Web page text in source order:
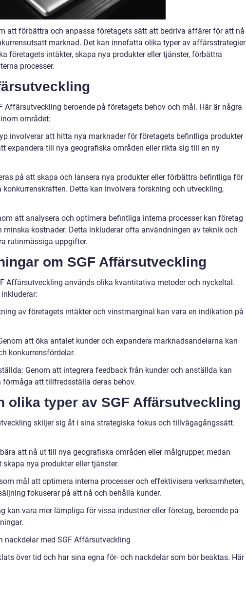
att förbättra och anpassa företagets sätt att bedriva affärer för att nå
marknad. Det kan innefatta olika typer av affärsstrategier
företagets intäkter, skapa nya produkter eller tjänster, förbättra
processer.
Affärsutveckling beroende på företagets behov och mål. Här är några
området:
involverar att hitta nya marknader för företagets befintliga produkter
expandera till nya geografiska områden eller rikta sig till en ny
på att skapa och lansera nya produkter eller förbättra befintliga för
Detta kan involvera forskning och utveckling,
att analysera och optimera befintliga interna processer kan företag
kostnader. Detta inkluderar ofta användningen av teknik och
rutinmässiga uppgifter.
om SGF Affärsutveckling
Affärsutveckling används olika kvantitativa metoder och nyckeltal.
av företagets intäkter och vinstmarginal kan vara en indikation på
att öka antalet kunder och expandera marknadsandelarna kan
konkurrensfördelar.
Genom att integrera feedback från kunder och anställda kan
att tillfredsställa deras behov.
olika typer av SGF Affärsutveckling
skiljer sig åt i sina strategiska fokus och tillvägagångssätt.
att nå ut till nya geografiska områden eller målgrupper, medan
nya produkter eller tjänster.
mål att optimera interna processer och effektivisera verksamheten,
fokuserar på att nå och behålla kunder.
kan vara mer lämpliga för vissa industrier eller företag, beroende på
nackdelar med SGF Affärsutveckling
över tid och har sina egna för- och nackdelar som bör beaktas. Här